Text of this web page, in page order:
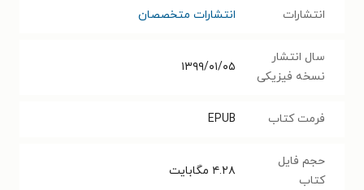
انتشارات انتشارات متخصصان
سال انتشار
نسخه فیزیکی
۱۳۹۹/۰۱/۰۵
فرمت کتاب EPUB
حجم فایل
کتاب
۴.۲۸ مگابایت